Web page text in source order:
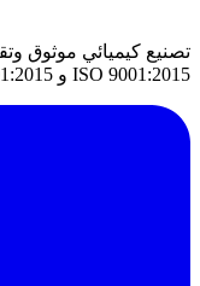
تصنيع كيميائي موثوق
ISO 9001:2015 و ISO 14001:2015 منذ عام 2000.